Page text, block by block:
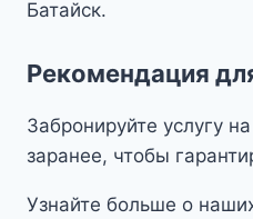
Батайск.
Рекомендация
Забронируйте услугу
заранее, чтобы
Узнайте больше о